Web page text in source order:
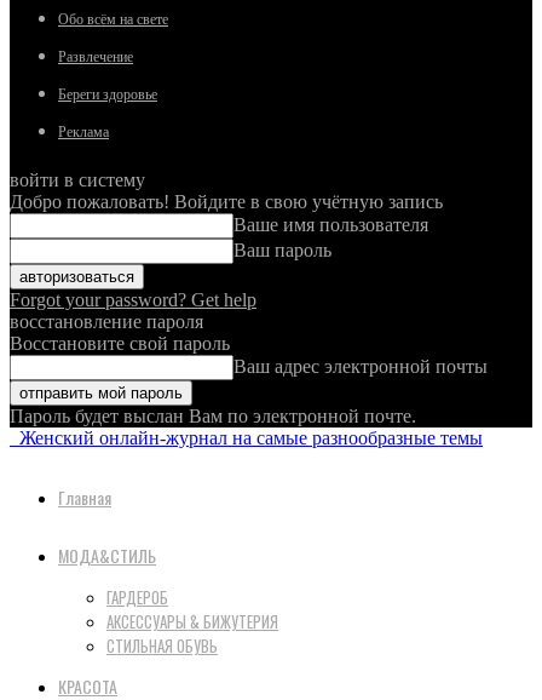
Обо всём на свете
Развлечение
Береги здоровье
Реклама
войти в систему
Добро пожаловать! Войдите в свою учётную запись
Ваше имя пользователя
Ваш пароль
Forgot your password? Get help
восстановление пароля
Восстановите свой пароль
Ваш адрес электронной почты
Пароль будет выслан Вам по электронной почте.
Женский онлайн-журнал на самые разнообразные темы
Главная
МОДА&СТИЛЬ
ГАРДЕРОБ
АКСЕССУАРЫ & БИЖУТЕРИЯ
СТИЛЬНАЯ ОБУВЬ
КРАСОТА